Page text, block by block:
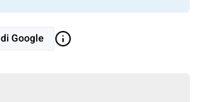
Google